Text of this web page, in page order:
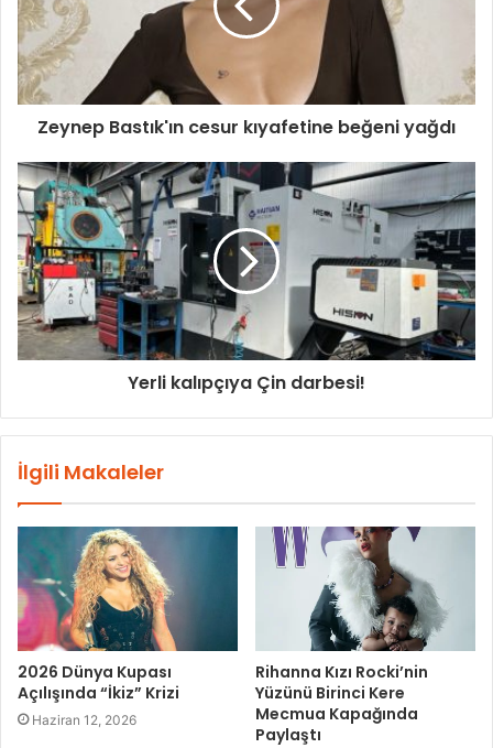
Zeynep Bastık'ın cesur kıyafetine beğeni yağdı
Yerli kalıpçıya Çin darbesi!
İlgili Makaleler
2026 Dünya Kupası
Açılışında “İkiz” Krizi
Haziran 12, 2026
Rihanna Kızı Rocki’nin
Yüzünü Birinci Kere
Mecmua Kapağında
Paylaştı